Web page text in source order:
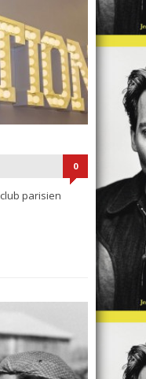
0
club parisien